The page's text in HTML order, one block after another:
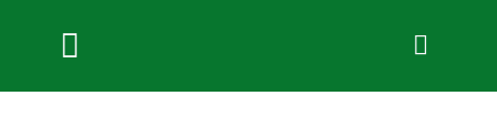
Toggle
Navigation